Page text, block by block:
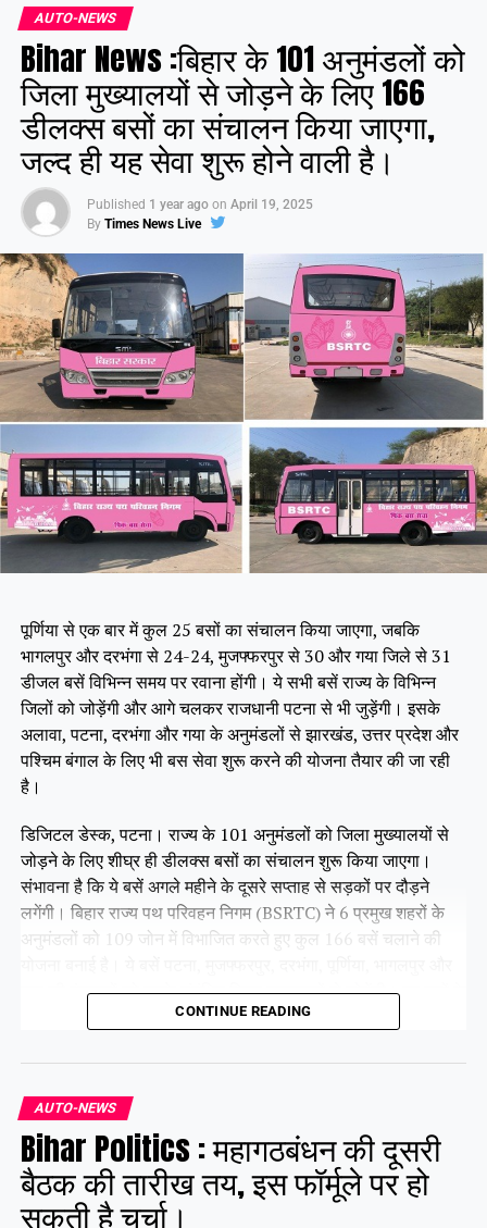
AUTO-NEWS
Bihar News :बिहार के 101 अनुमंडलों को
जिला मुख्यालयों से जोड़ने के लिए 166
डीलक्स बसों का संचालन किया जाएगा,
जल्द ही यह सेवा शुरू होने वाली है।
Published 1 year ago on April 19, 2025
By Times News Live
पूर्णिया से एक बार में कुल 25 बसों का संचालन किया जाएगा, जबकि
भागलपुर और दरभंगा से 24-24, मुजफ्फरपुर से 30 और गया जिले से 31
डीजल बसें विभिन्न समय पर रवाना होंगी। ये सभी बसें राज्य के विभिन्न
जिलों को जोड़ेंगी और आगे चलकर राजधानी पटना से भी जुड़ेंगी। इसके
अलावा, पटना, दरभंगा और गया के अनुमंडलों से झारखंड, उत्तर प्रदेश और
पश्चिम बंगाल के लिए भी बस सेवा शुरू करने की योजना तैयार की जा रही
है।
डिजिटल डेस्क, पटना। राज्य के 101 अनुमंडलों को जिला मुख्यालयों से
जोड़ने के लिए शीघ्र ही डीलक्स बसों का संचालन शुरू किया जाएगा।
संभावना है कि ये बसें अगले महीने के दूसरे सप्ताह से सड़कों पर दौड़ने
लगेंगी। बिहार राज्य पथ परिवहन निगम (BSRTC) ने 6 प्रमुख शहरों के
अनुमंडलों को 109 जोन में विभाजित करते हुए कुल 166 बसें चलाने की
गया की पंचायतों को उनके संबंधित जिला मुख्यालयों से जोड़ेंगी। इन बसों के
सभी रूट पहले ही तय किए जा चुके हैं। फिलहाल ये बसें परमिट प्रक्रिया में
Share this:
Facebook
CONTINUE READING
AUTO-NEWS
Bihar Politics : महागठबंधन की दूसरी
बैठक की तारीख तय, इस फॉर्मूले पर हो
सकती है चर्चा।